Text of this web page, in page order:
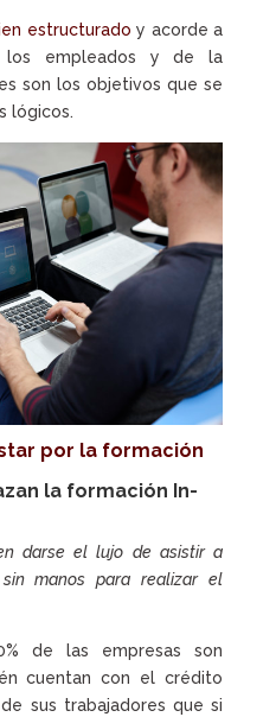
estructurado y acorde a
los empleados y de la
son los objetivos que se
lógicos.
por la formación
la formación In-
darse el lujo de asistir a
manos para realizar el
de las empresas son
cuentan con el crédito
sus trabajadores que si